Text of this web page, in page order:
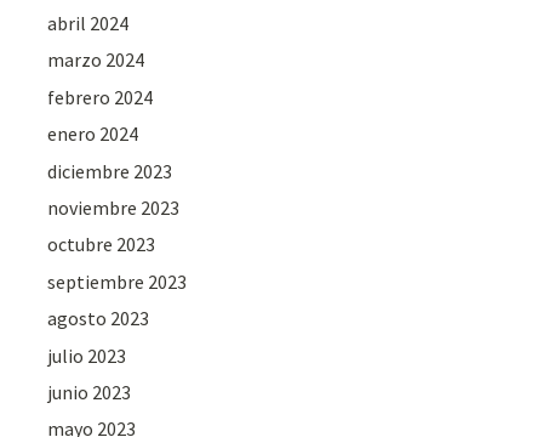
abril 2024
marzo 2024
febrero 2024
enero 2024
diciembre 2023
noviembre 2023
octubre 2023
septiembre 2023
agosto 2023
julio 2023
junio 2023
mayo 2023